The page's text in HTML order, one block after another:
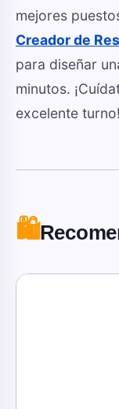
mejores
Creador de
para diseñar
minutos.
excelente turno!
🛍️